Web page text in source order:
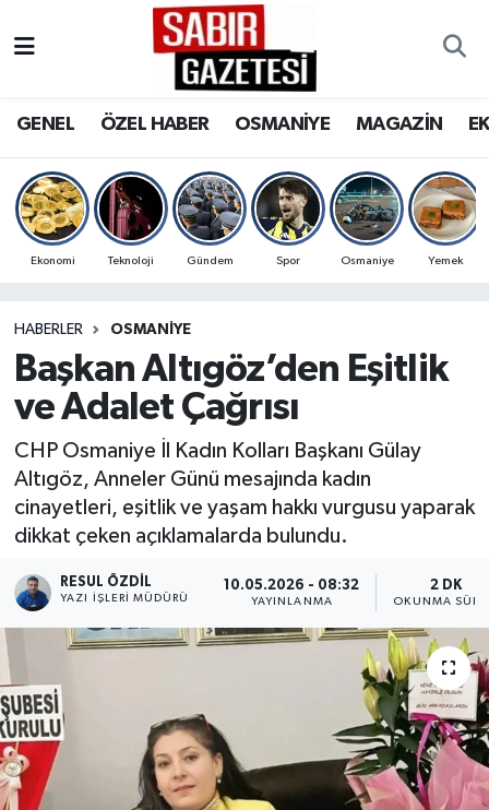
GENEL ÖZEL HABER OSMANİYE MAGAZİN
Ekonomi Teknoloji Gündem Spor Osmaniye Yemek
HABERLER OSMANIYE
Başkan Altıgöz’den Eşitlik
ve Adalet Çağrısı
CHP Osmaniye İl Kadın Kolları Başkanı Gülay
Altıgöz, Anneler Günü mesajında kadın
cinayetleri, eşitlik ve yaşam hakkı vurgusu yaparak
dikkat çeken açıklamalarda bulundu.
RESUL ÖZDIL
YAZI İŞLERI MÜDÜRÜ
10.05.2026 - 08:32
YAYINLANMA
2 DK
OKUNMA
OSMANİYE
MAGAZİN
SPOR
RESMİ İLANLAR
Osmaniye Nöbetçi Eczaneler
Osmaniye Trafik Yoğunluk Haritası
Süper Lig Puan Durumu ve Fikstür
Son Dakika Haberleri
Haber Arşivi